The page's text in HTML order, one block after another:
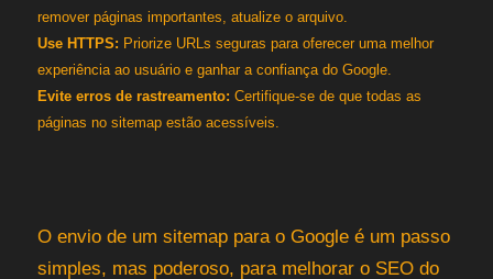
remover páginas importantes, atualize o arquivo.
Use HTTPS: Priorize URLs seguras para oferecer uma melhor
experiência ao usuário e ganhar a confiança do Google.
Evite erros de rastreamento: Certifique-se de que todas as
páginas no sitemap estão acessíveis.
O envio de um sitemap para o Google é um passo
simples, mas poderoso, para melhorar o SEO do